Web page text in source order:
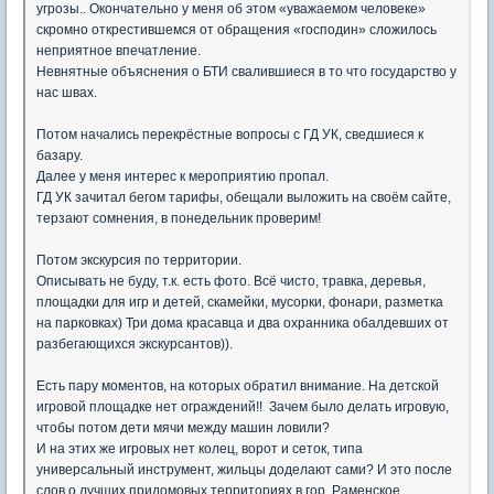
угрозы.. Окончательно у меня об этом «уважаемом человеке»
скромно открестившемся от обращения «господин» сложилось
неприятное впечатление.
Невнятные объяснения о БТИ свалившиеся в то что государство у
нас швах.
Потом начались перекрёстные вопросы с ГД УК, сведшиеся к
базару.
Далее у меня интерес к мероприятию пропал.
ГД УК зачитал бегом тарифы, обещали выложить на своём сайте,
терзают сомнения, в понедельник проверим!
Потом экскурсия по территории.
Описывать не буду, т.к. есть фото. Всё чисто, травка, деревья,
площадки для игр и детей, скамейки, мусорки, фонари, разметка
на парковках) Три дома красавца и два охранника обалдевших от
разбегающихся экскурсантов)).
Есть пару моментов, на которых обратил внимание. На детской
игровой площадке нет ограждений!! Зачем было делать игровую,
чтобы потом дети мячи между машин ловили?
И на этих же игровых нет колец, ворот и сеток, типа
универсальный инструмент, жильцы доделают сами? И это после
слов о лучших придомовых территориях в гор. Раменское.